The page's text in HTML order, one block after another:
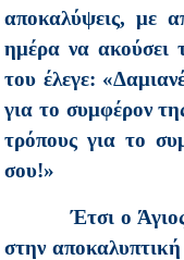
αποκαλύψεις, με
ημέρα να ακούσει
του έλεγε:
για το συμφέρον
τρόπους για το
σου!»
Έτσι ο Άγιος
στην